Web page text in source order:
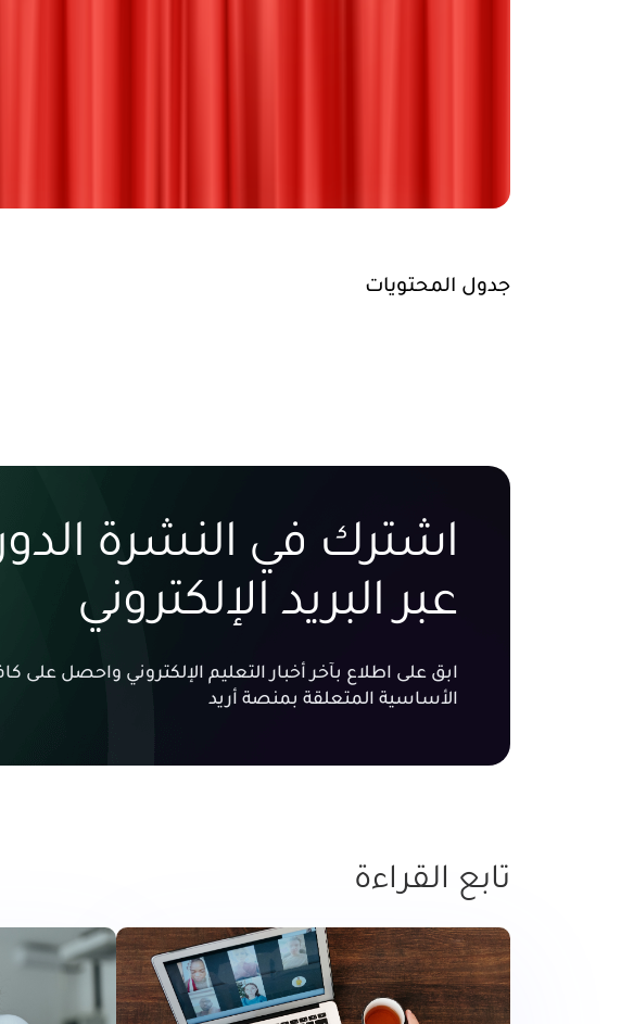
جدول المحتويات
اشترك في النشرة
عبر البريد الإلكتروني
ابق على اطلاع بآخر أخبار التعليم الإلكتروني واحصل على
الأساسية المتعلقة بمنصة أريد
تابع القراءة